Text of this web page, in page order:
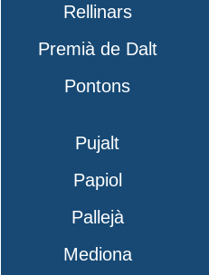
Rellinars
Premià de Dalt
Pontons
Pujalt
Papiol
Pallejà
Mediona